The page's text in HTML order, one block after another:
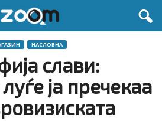
НАСЛОВНА
слави:
ја пречекаа